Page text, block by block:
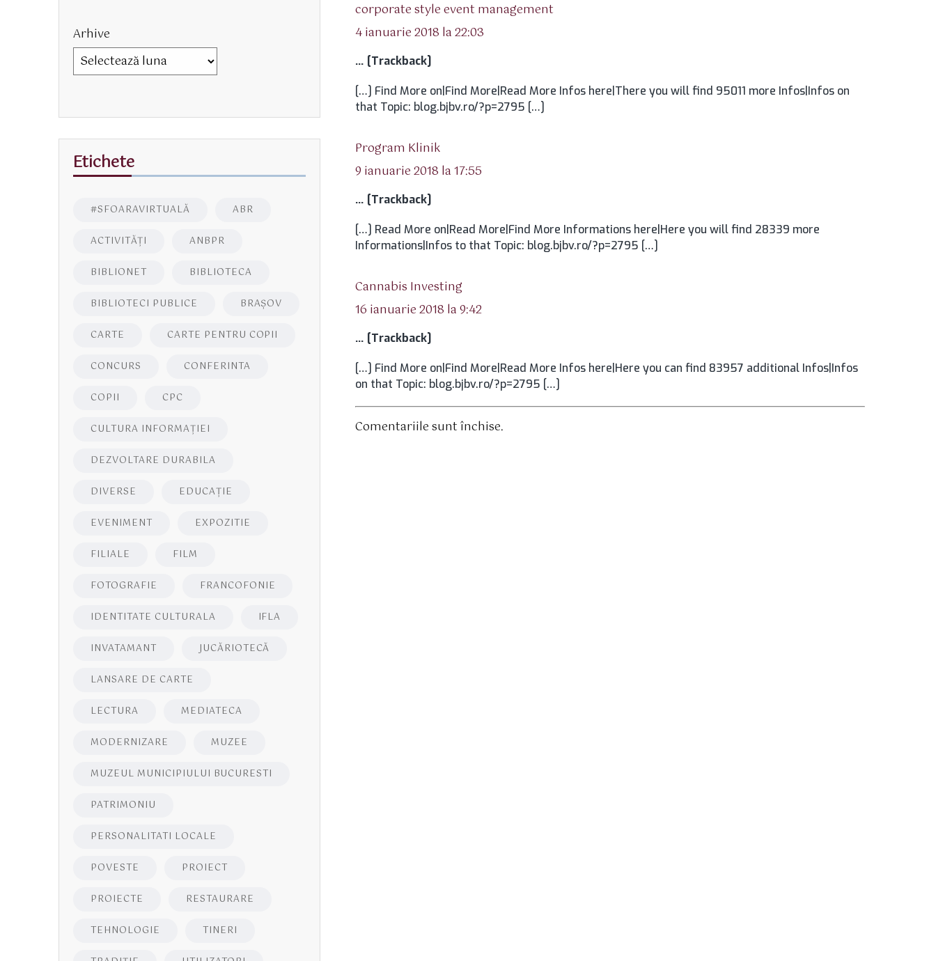
corporate style event management
4 ianuarie 2018 la 22:03
… [Trackback]
[…] Find More on|Find More|Read More Infos here|There you will find 95011 more Infos|Infos on
that Topic: blog.bjbv.ro/?p=2795 […]
Program Klinikspune:
9 ianuarie 2018 la 17:55
… [Trackback]
[…] Read More on|Read More|Find More Informations here|Here you will find 28339 more
Informations|Infos to that Topic: blog.bjbv.ro/?p=2795 […]
Cannabis Investing
16 ianuarie 2018 la 9:42
… [Trackback]
[…] Find More on|Find More|Read More Infos here|Here you can find 83957 additional Infos|Infos
on that Topic: blog.bjbv.ro/?p=2795 […]
Comentariile sunt închise.
Arhive
Etichete
#SFOARAVIRTUALĂ ABR
ACTIVITĂŢI ANBPR
BIBLIONET BIBLIOTECA
BIBLIOTECI PUBLICE BRAŞOV
CARTE CARTE PENTRU COPII
CONCURS CONFERINTA
COPII CPC
CULTURA INFORMAŢIEI
DEZVOLTARE DURABILA
DIVERSE EDUCAŢIE
EVENIMENT EXPOZITIE
FILIALE FILM
FOTOGRAFIE FRANCOFONIE
IDENTITATE CULTURALA IFLA
INVATAMANT JUCĂRIOTECĂ
LANSARE DE CARTE
LECTURA MEDIATECA
MODERNIZARE MUZEE
MUZEUL MUNICIPIULUI BUCURESTI
PATRIMONIU
PERSONALITATI LOCALE
POVESTE PROIECT
PROIECTE RESTAURARE
TEHNOLOGIE TINERI